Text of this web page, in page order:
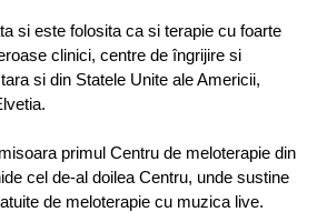
si este folosita ca si terapie cu foarte
clinici, centre de îngrijire si
si din Statele Unite ale Americii,
primul Centru de meloterapie din
cel de-al doilea Centru, unde sustine
de meloterapie cu muzica live.